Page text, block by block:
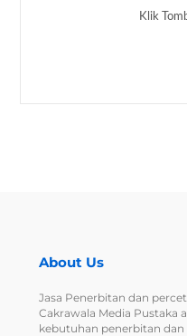
Klik
About Us
Jasa Penerbitan dan
Cakrawala Media Pustaka
kebutuhan penerbitan dan